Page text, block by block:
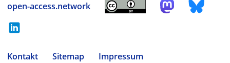
open-access.network
Kontakt Sitemap
Impressum